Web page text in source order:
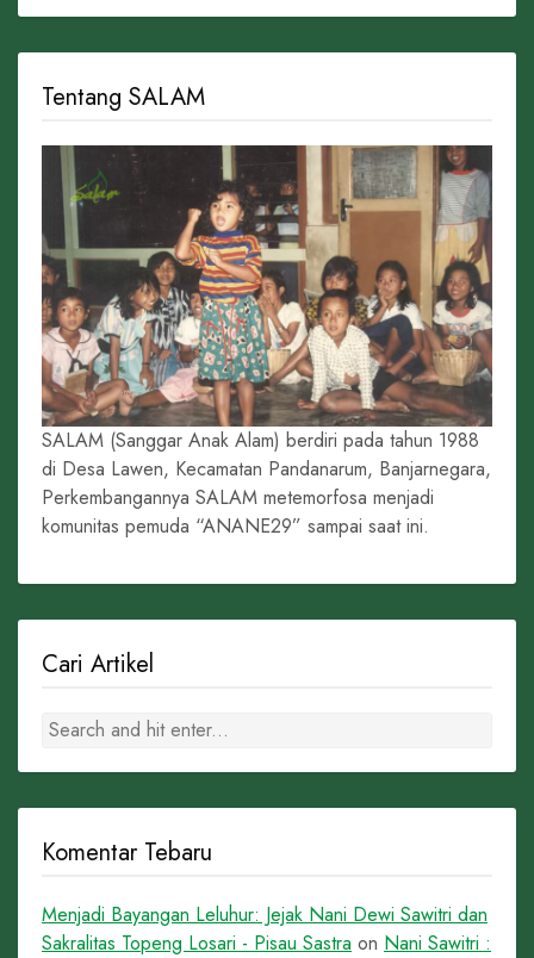
Tentang SALAM
SALAM (Sanggar Anak Alam) berdiri pada tahun 1988
di Desa Lawen, Kecamatan Pandanarum, Banjarnegara,
Perkembangannya SALAM metemorfosa menjadi
komunitas pemuda “ANANE29” sampai saat ini.
Cari Artikel
Komentar Tebaru
Menjadi Bayangan Leluhur: Jejak Nani Dewi Sawitri dan
Sakralitas Topeng Losari - Pisau Sastra on Nani Sawitri :